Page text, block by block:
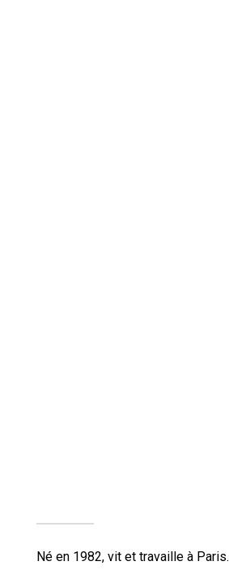
Né en 1982, vit et travaille à Paris.